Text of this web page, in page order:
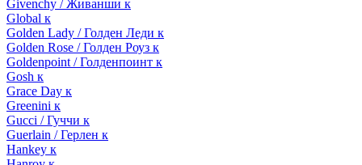
Givenchy / Живанши к
Global к
Golden Lady / Голден Леди к
Golden Rose / Голден Роуз к
Goldenpoint / Голденпоинт к
Gosh к
Grace Day к
Greenini к
Gucci / Гуччи к
Guerlain / Герлен к
Hankey к